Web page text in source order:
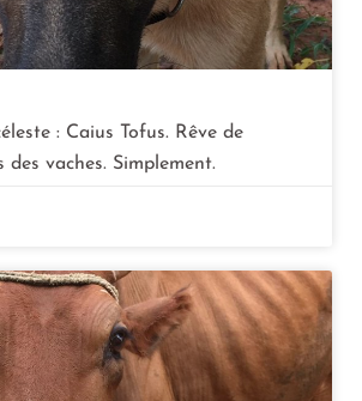
: Caius Tofus. Rêve de
des vaches. Simplement.